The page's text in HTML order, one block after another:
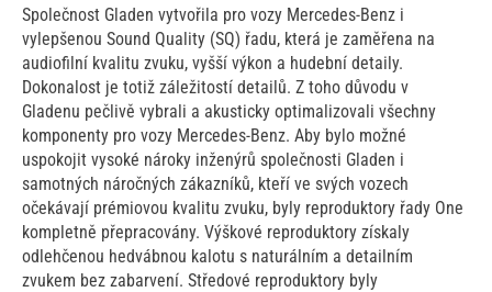
Společnost Gladen vytvořila pro vozy Mercedes-Benz i
vylepšenou Sound Quality (SQ) řadu, která je zaměřena na
audiofilní kvalitu zvuku, vyšší výkon a hudební detaily.
Dokonalost je totiž záležitostí detailů. Z toho důvodu v
Gladenu pečlivě vybrali a akusticky optimalizovali všechny
komponenty pro vozy Mercedes-Benz. Aby bylo možné
uspokojit vysoké nároky inženýrů společnosti Gladen i
samotných náročných zákazníků, kteří ve svých vozech
očekávají prémiovou kvalitu zvuku, byly reproduktory řady One
kompletně přepracovány. Výškové reproduktory získaly
odlehčenou hedvábnou kalotu s naturálním a detailním
zvukem bez zabarvení. Středové reproduktory byly